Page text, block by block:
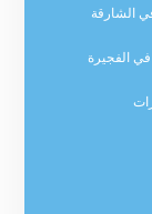
الشارقة
الفجيرة